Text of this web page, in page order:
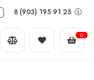
8 (903) 195 91 25
0